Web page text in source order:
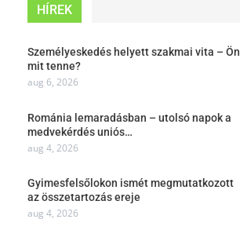
HÍREK
Személyeskedés helyett szakmai vita – Ön
mit tenne?
aug 6, 2026
Románia lemaradásban – utolsó napok a
medvekérdés uniós…
aug 4, 2026
Gyimesfelsőlokon ismét megmutatkozott
az összetartozás ereje
aug 4, 2026